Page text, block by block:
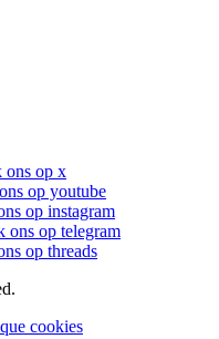
ons op x
op youtube
op instagram
ons op telegram
op threads
cookies